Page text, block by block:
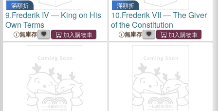
滿額折
9.Frederik IV ― King on His
Own Terms
無庫存
滿額折
10.Frederik VII ― The Giver
of the Constitution
無庫存